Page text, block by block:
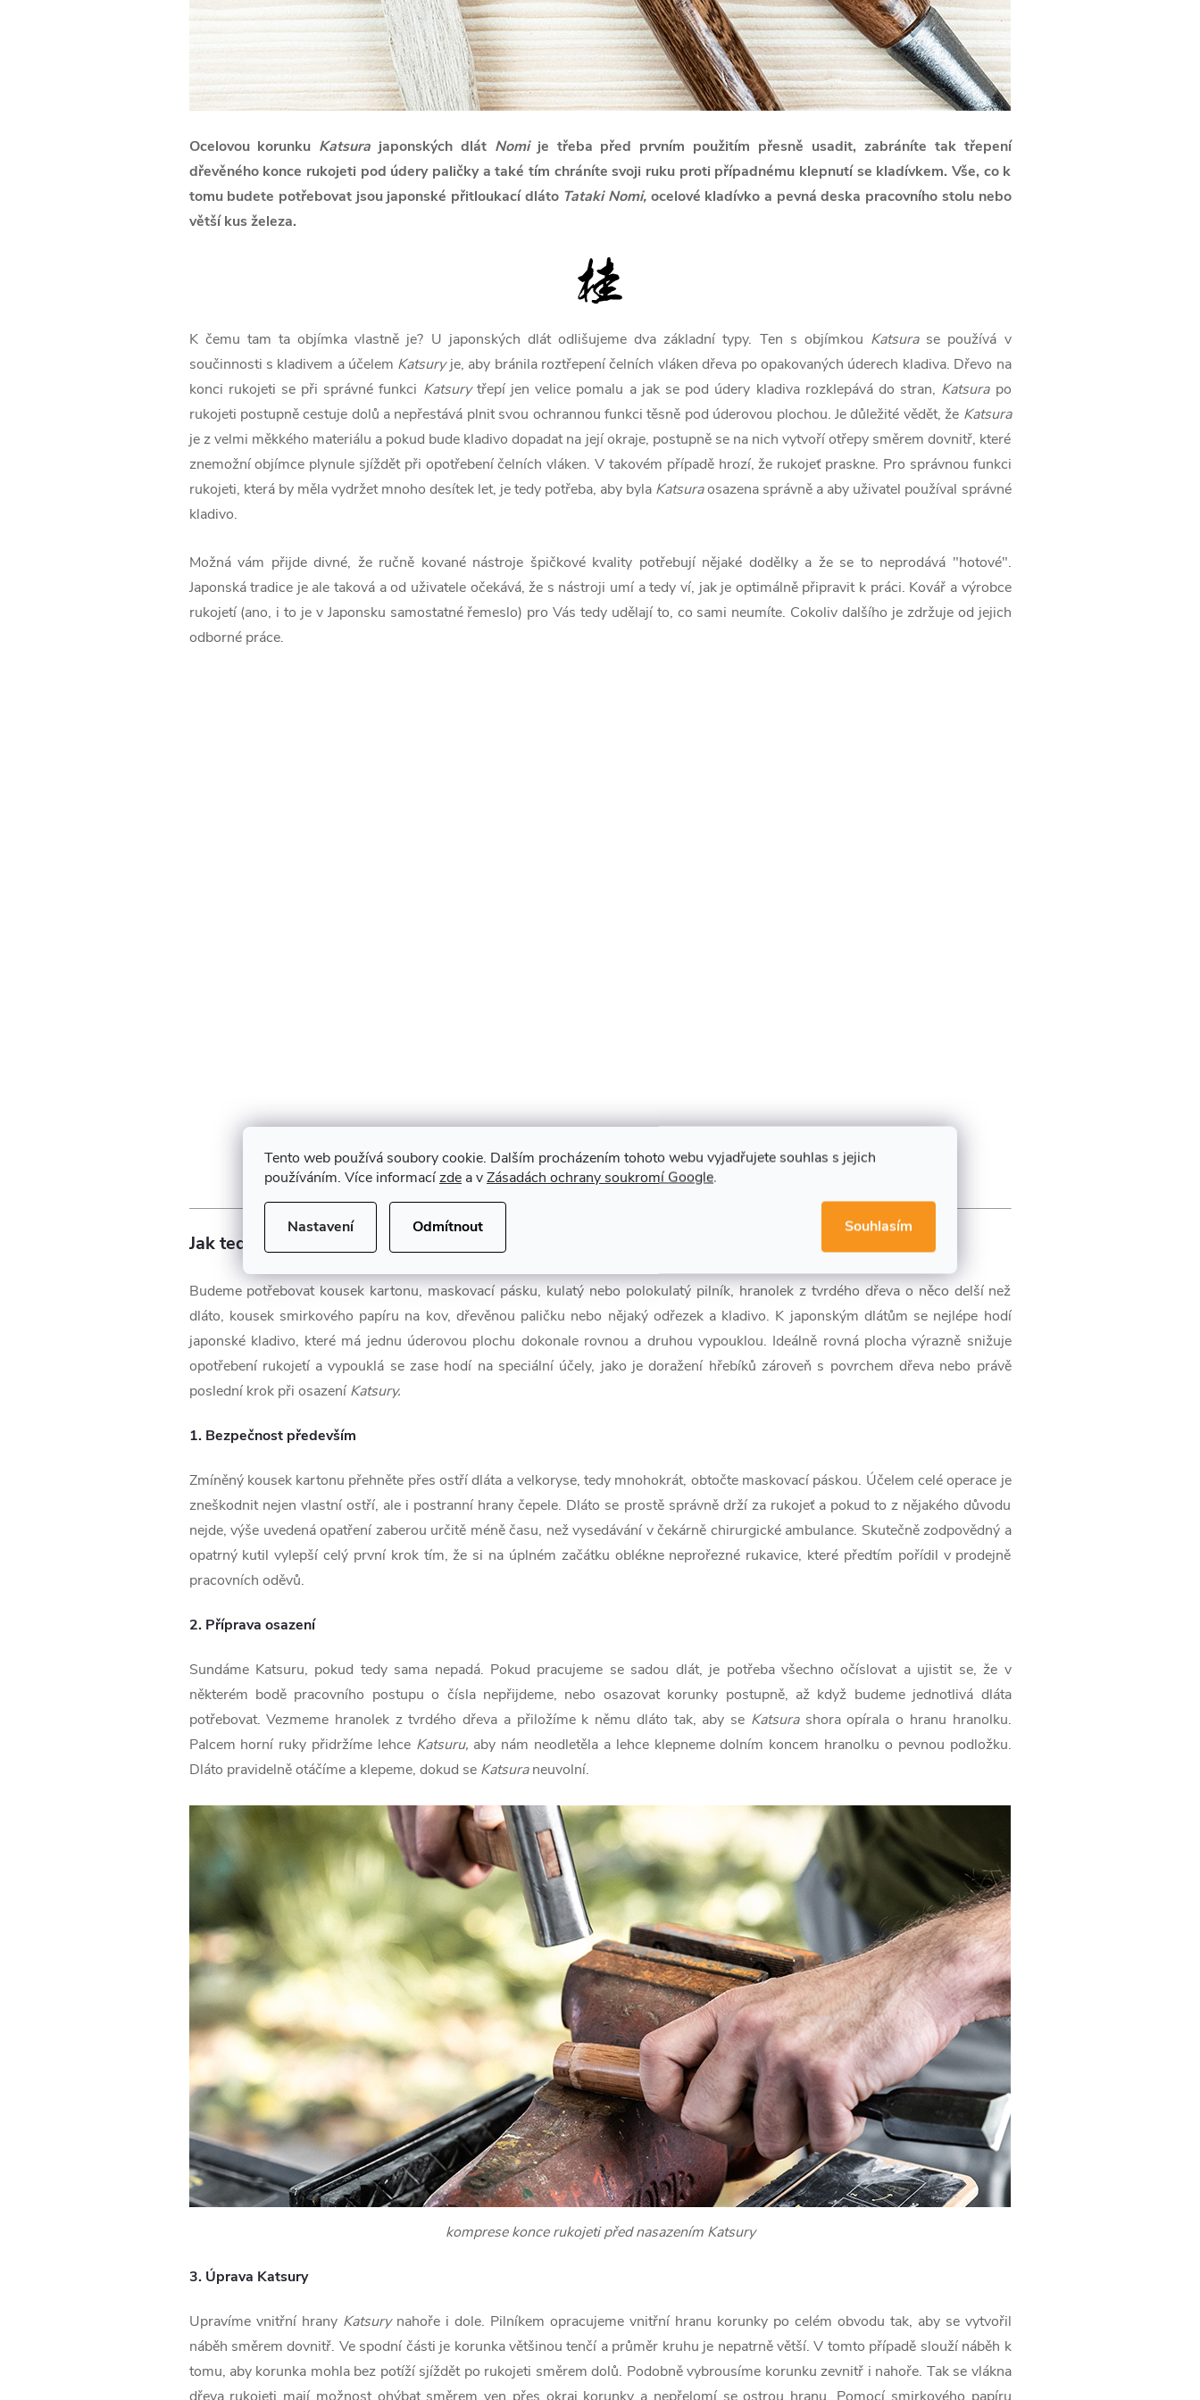
Tento web používá soubory cookie. Dalším procházením tohoto webu vyjadřujete souhlas s jejich
používáním. Více informacízde a vZásadách ochrany soukromí Google.
Nastavení Odmítnout Souhlasím
Ocelovou korunku Katsura japonských dlát Nomije třeba před prvním použitím přesně usadit, zabráníte tak třepení
dřevěného konce rukojeti pod údery paličky a také tím chráníte svoji ruku proti případnému klepnutí se kladívkem. Vše, co k
tomu budete potřebovat jsou japonské přitloukací dláto Tataki Nomi, ocelové kladívko a pevná deska pracovního stolu nebo
větší kus železa.
K čemu tam ta objímka vlastně je? U japonských dlát odlišujeme dva základní typy. Ten s objímkou Katsurase používá v
součinnosti s kladivem a účelem Katsuryje, aby bránila roztřepení čelních vláken dřeva po opakovaných úderech kladiva. Dřevo na
konci rukojeti se při správné funkci Katsurytřepí jen velice pomalu a jak se pod údery kladiva rozklepává do stran, Katsurapo
rukojeti postupně cestuje dolů a nepřestává plnit svou ochrannou funkci těsně pod úderovou plochou. Je důležité vědět, že Katsura
je z velmi měkkého materiálu a pokud bude kladivo dopadat na její okraje, postupně se na nich vytvoří otřepy směrem dovnitř, které
znemožní objímce plynule sjíždět při opotřebení čelních vláken. V takovém případě hrozí, že rukojeť praskne. Pro správnou funkci
rukojeti, která by měla vydržet mnoho desítek let, je tedy potřeba, aby byla Katsuraosazena správně a aby uživatel používal správné
kladivo.
Možná vám přijde divné, že ručně kované nástroje špičkové kvality potřebují nějaké dodělky a že se to neprodává "hotové".
Japonská tradice je ale taková a od uživatele očekává, že s nástroji umí a tedy ví, jak je optimálně připravit k práci. Kovář a výrobce
rukojetí (ano, i to je v Japonsku samostatné řemeslo) pro Vás tedy udělají to, co sami neumíte. Cokoliv dalšího je zdržuje od jejich
odborné práce.
KOMPLETNÍ NABÍDKA JAPONSKÝCH DLÁT
Jak tedy správně nasadit kovovou korunku?
Budeme potřebovat kousek kartonu, maskovací pásku, kulatý nebo polokulatý pilník, hranolek z tvrdého dřeva o něco delší než
dláto, kousek smirkového papíru na kov, dřevěnou paličku nebo nějaký odřezek a kladivo. K japonským dlátům se nejlépe hodí
japonské kladivo, které má jednu úderovou plochu dokonale rovnou a druhou vypouklou. Ideálně rovná plocha výrazně snižuje
opotřebení rukojetí a vypouklá se zase hodí na speciální účely, jako je doražení hřebíků zároveň s povrchem dřeva nebo právě
poslední krok při osazení Katsury.
1. Bezpečnost především
Zmíněný kousek kartonu přehněte přes ostří dláta a velkoryse, tedy mnohokrát, obtočte maskovací páskou. Účelem celé operace je
zneškodnit nejen vlastní ostří, ale i postranní hrany čepele. Dláto se prostě správně drží za rukojeť a pokud to z nějakého důvodu
nejde, výše uvedená opatření zaberou určitě méně času, než vysedávání v čekárně chirurgické ambulance. Skutečně zodpovědný a
opatrný kutil vylepší celý první krok tím, že si na úplném začátku oblékne neprořezné rukavice, které předtím pořídil v prodejně
pracovních oděvů.
2. Příprava osazení
Sundáme Katsuru, pokud tedy sama nepadá. Pokud pracujeme se sadou dlát, je potřeba všechno očíslovat a ujistit se, že v
některém bodě pracovního postupu o čísla nepřijdeme, nebo osazovat korunky postupně, až když budeme jednotlivá dláta
potřebovat. Vezmeme hranolek z tvrdého dřeva a přiložíme k němu dláto tak, aby se Katsurashora opírala o hranu hranolku.
Palcem horní ruky přidržíme lehce Katsuru, aby nám neodletěla a lehce klepneme dolním koncem hranolku o pevnou podložku.
Dláto pravidelně otáčíme a klepeme, dokud se Katsuraneuvolní.
komprese konce rukojeti před nasazením Katsury
3. Úprava Katsury
Upravíme vnitřní hrany Katsurynahoře i dole. Pilníkem opracujeme vnitřní hranu korunky po celém obvodu tak, aby se vytvořil
náběh směrem dovnitř. Ve spodní části je korunka většinou tenčí a průměr kruhu je nepatrně větší. V tomto případě slouží náběh k
tomu, aby korunka mohla bez potíží sjíždět po rukojeti směrem dolů. Podobně vybrousíme korunku zevnitř i nahoře. Tak se vlákna